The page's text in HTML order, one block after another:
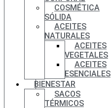
COSMÉTICA
SÓLIDA
ACEITES
NATURALES
ACEITES
VEGETALES
ACEITES
ESENCIALES
BIENESTAR
SACOS
TÉRMICOS